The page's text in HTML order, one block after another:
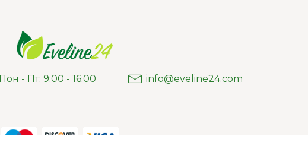
Пон - Пт: 9:00 - 16:00 info@eveline24.com